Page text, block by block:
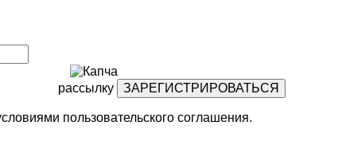
рассылку
пользовательского соглашения.